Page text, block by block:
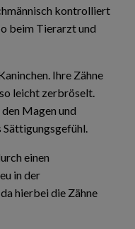
kontrolliert
beim Tierarzt und
Ihre Zähne
leicht zerbröselt.
Magen und
einen
in der
hierbei die Zähne